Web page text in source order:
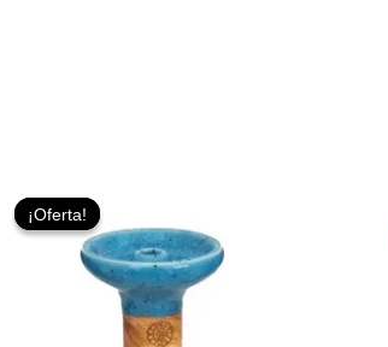
¡Oferta!
¡Oferta!
original
era:
34,95 €.
es:
17,99 €.